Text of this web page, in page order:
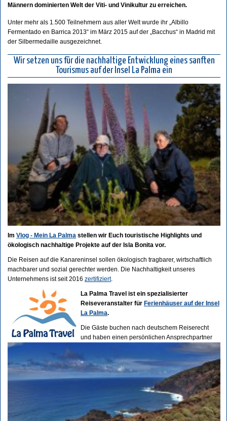
Männern dominierten Welt der Viti- und Vinikultur zu erreichen.
Unter mehr als 1.500 Teilnehmern aus aller Welt wurde ihr „Albillo
Fermentado en Barrica 2013“ im März 2015 auf der „Bacchus“ in Madrid mit
der Silbermedaille ausgezeichnet.
Wir setzen uns für die nachhaltige Entwicklung eines sanften
Tourismus auf der Insel La Palma ein
Im Vlog - Mein La Palma stellen wir Euch touristische Highlights und
ökologisch nachhaltige Projekte auf der Isla Bonita vor.
Die Reisen auf die Kanareninsel sollen ökologisch tragbarer, wirtschaftlich
machbarer und sozial gerechter werden. Die Nachhaltigkeit unseres
Unternehmens ist seit 2016 zertifiziert.
La Palma Travel ist ein spezialisierter
Reiseveranstalter für Ferienhäuser auf der Insel
La Palma.
Die Gäste buchen nach deutschem Reiserecht
und haben einen persönlichen Ansprechpartner